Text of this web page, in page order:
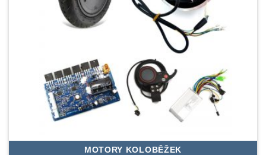
MOTORY KOLOBĚŽEK